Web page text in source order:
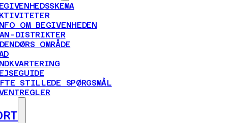
OM BEGIVENHEDEN
DISTRIKTER
OMRÅDE
STILLEDE SPØRGSMÅL